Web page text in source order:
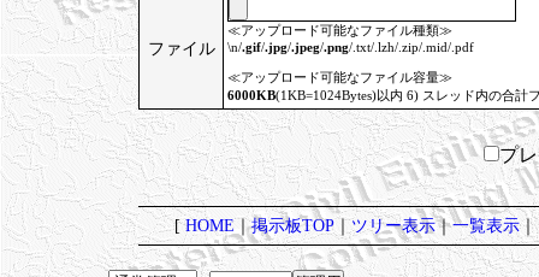
ファイル
≪アップロード可能なファイル種類≫
\n/.gif/.jpg/.jpeg/.png/.txt/.lzh/.zip/.mid/.pdf
≪アップロード可能なファイル容量≫
6000KB(1KB=1024Bytes)以内 6) スレッド内の合計
プ
[HOME｜掲示板TOP｜ツリー表示｜一覧表示｜